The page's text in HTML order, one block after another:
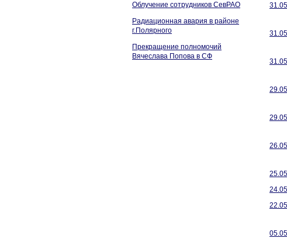
Облучение сотрудников СевРАО
Радиационная авария в районе
г.Полярного
Прекращение полномочий
Вячеслава Попова в СФ